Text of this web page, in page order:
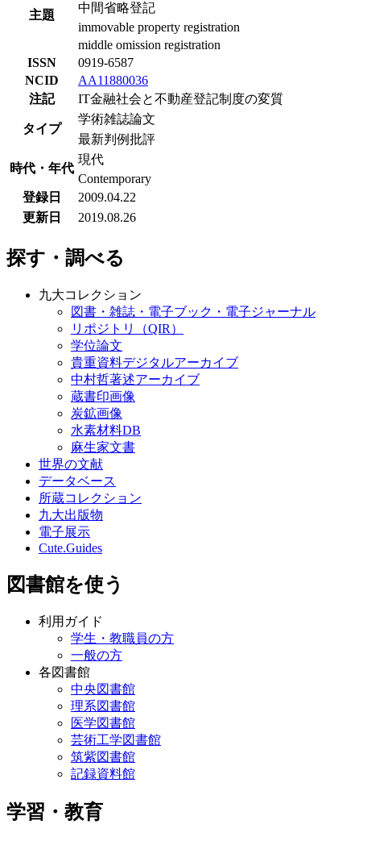
主題
中間省略登記
immovable property registration
middle omission registration
ISSN
0919-6587
NCID
AA11880036
注記
IT金融社会と不動産登記制度の変質
タイプ
学術雑誌論文
最新判例批評
時代・年代
現代
Contemporary
登録日
2009.04.22
更新日
2019.08.26
探す・調べる
九大コレクション
図書・雑誌・電子ブック・電子ジャーナル
リポジトリ（QIR）
学位論文
貴重資料デジタルアーカイブ
中村哲著述アーカイブ
蔵書印画像
炭鉱画像
水素材料DB
麻生家文書
世界の文献
データベース
所蔵コレクション
九大出版物
電子展示
Cute.Guides
図書館を使う
利用ガイド
学生・教職員の方
一般の方
各図書館
中央図書館
理系図書館
医学図書館
芸術工学図書館
筑紫図書館
記録資料館
学習・教育